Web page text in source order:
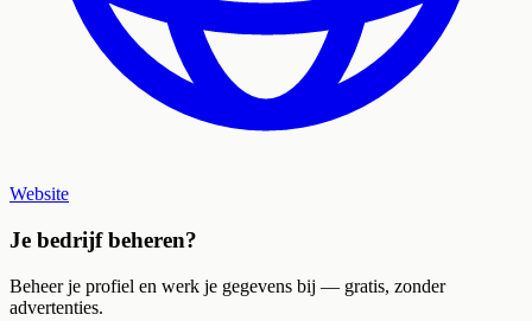
Website
Je bedrijf beheren?
Beheer je profiel en werk je gegevens bij — gratis, zonder
advertenties.